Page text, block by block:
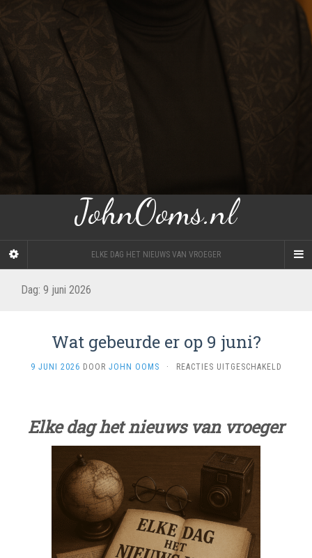
JohnOoms.nl
ELKE DAG HET NIEUWS VAN VROEGER
Dag: 9 juni 2026
Wat gebeurde er op 9 juni?
9 JUNI 2026 DOOR JOHN OOMS · REACTIES UITGESCHAKELD
9
Elke dag het nieuws van vroeger